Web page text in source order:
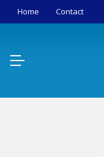
Home Contact